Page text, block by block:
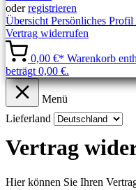
oderregistrieren
Übersicht Persönliches Profil
Vertrag widerrufen
0,00 €* Warenkorb
beträgt 0,00 €.
Menü
Lieferland
Vertrag
Hier können Sie Ihren